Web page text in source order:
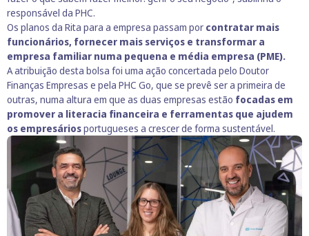
responsável da PHC.
Os planos da Rita para a empresa passam por contratar mais
funcionários, fornecer mais serviços e transformar a
empresa familiar numa pequena e média empresa (PME).
Aatribuição desta bolsa foi uma ação concertada pelo Doutor
Finanças Empresas e pela PHC Go, que se prevê ser a primeira de
outras, numa altura em que as duas empresas estão focadas em
promover a literacia financeira e ferramentas que ajudem
os empresáriosportugueses a crescer de forma sustentável.